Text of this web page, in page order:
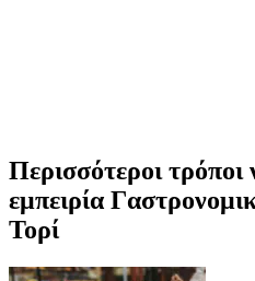
Περισσότεροι τρόποι
εμπειρία
Τορί